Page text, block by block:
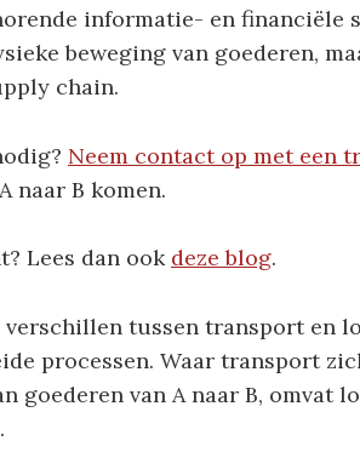
informatie- en financiële
beweging van goederen,
chain.
Neem contact op met een
naar B komen.
Lees dan ook deze blog.
verschillen tussen transport en
processen. Waar transport
goederen van A naar B, omvat